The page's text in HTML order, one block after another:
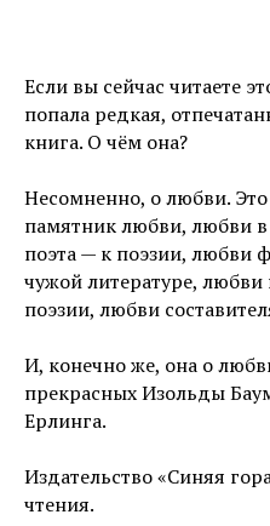
Если вы сейчас читаете
попала редкая,
книга. О чём она?
Несомненно, о любви.
памятник любви, любви
поэта — к поэзии, любви
чужой литературе,
поэзии, любви
И, конечно же, она о
прекрасных Изольды
Ерлинга.
Издательство «Синяя
чтения.